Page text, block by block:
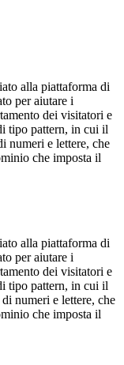
alla piattaforma di
per aiutare i
dei visitatori e
tipo pattern, in cui il
numeri e lettere, che
che imposta il
alla piattaforma di
per aiutare i
dei visitatori e
tipo pattern, in cui il
numeri e lettere, che
che imposta il